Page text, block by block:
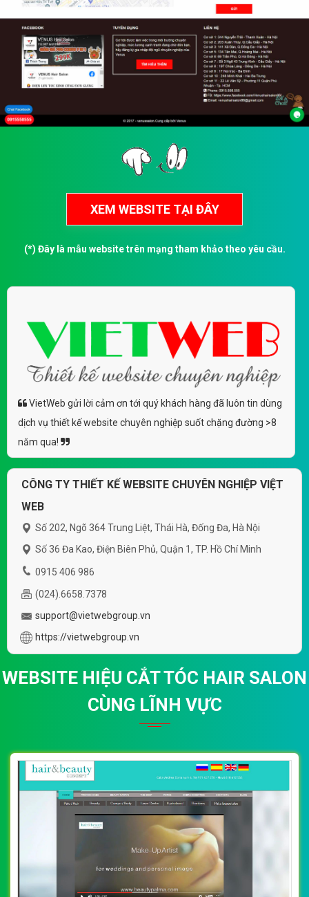
(*) Đây là mẫu website trên mạng tham khảo theo yêu cầu.
VietWeb gửi lời cảm ơn tới quý khách hàng đã luôn tin dùng
dịch vụ thiết kế website chuyên nghiệp suốt chặng đường >8
năm qua!
CÔNG TY THIẾT KẾ WEBSITE CHUYÊN NGHIỆP VIỆT
WEB
Số 202, Ngõ 364 Trung Liệt, Thái Hà, Đống Đa, Hà Nội
Số 36 Đa Kao, Điện Biên Phủ, Quận 1, TP. Hồ Chí Minh
0915 406 986
(024).6658.7378
support@vietwebgroup.vn
https://vietwebgroup.vn
WEBSITE HIỆU CẮT TÓC HAIR SALON
CÙNG LĨNH VỰC